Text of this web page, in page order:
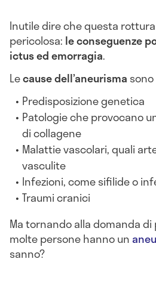
Inutile dire che questa
pericolosa: le conseguenze
ictus ed emorragia.
Lecause dell’aneurisma
Predisposizione genetica
Patologie che provocano
di collagene
Malattie vascolari, quali
vasculite
Infezioni, come sifilide o
Traumi cranici
Ma tornando alla domanda
molte persone hanno un
sanno?